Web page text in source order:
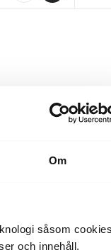
Om
såsom cookies
och innehåll,